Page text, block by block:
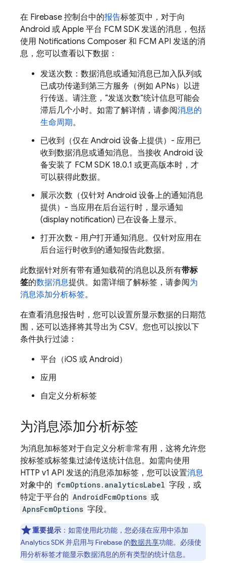
在 Firebase 控制台中的报告标签页中，对于向
Android 或 Apple 平台 FCM SDK 发送的消息，包括
使用 Notifications Composer 和 FCM API 发送的消
息，您可以查看以下数据：
发送次数：数据消息或通知消息已加入队列或
已成功传递到第三方服务（例如 APNs）以进
行传送。请注意，“发送次数”统计信息可能会
滞后几个小时。如需了解详情，请参阅消息的
生命周期。
已收到（仅在 Android 设备上提供）- 应用已
收到数据消息或通知消息。当接收 Android 设
备安装了 FCM SDK 18.0.1 或更高版本时，才
可以获得此数据。
展示次数（仅针对 Android 设备上的通知消息
提供）- 当应用在后台运行时，显示通知
(display notification) 已在设备上显示。
打开次数 - 用户打开通知消息。仅针对应用在
后台运行时收到的通知报告此数据。
此数据针对所有带有通知载荷的消息以及所有带标
签的数据消息提供。如需详细了解标签，请参阅为
消息添加分析标签。
在查看消息报告时，您可以设置所显示数据的日期范
围，还可以选择将其导出为 CSV。您也可以按以下
条件执行过滤：
平台（iOS 或 Android）
应用
自定义分析标签
为消息添加分析标签
为消息加标签对于自定义分析非常有用，这将允许您
按标签或标签集过滤传送统计信息。如需向使用
HTTP v1 API 发送的消息添加标签，您可以设置消息
对象中的 fcmOptions.analyticsLabel 字段，或
特定于平台的 AndroidFcmOptions 或
ApnsFcmOptions 字段。
重要提示 ：如需使用此功能，您必须在应用中添加
AnalyticsSDK 并启用与 Firebase 的数据共享功能。必须使
用分析标签才能显示数据消息的所有类型的统计信息。